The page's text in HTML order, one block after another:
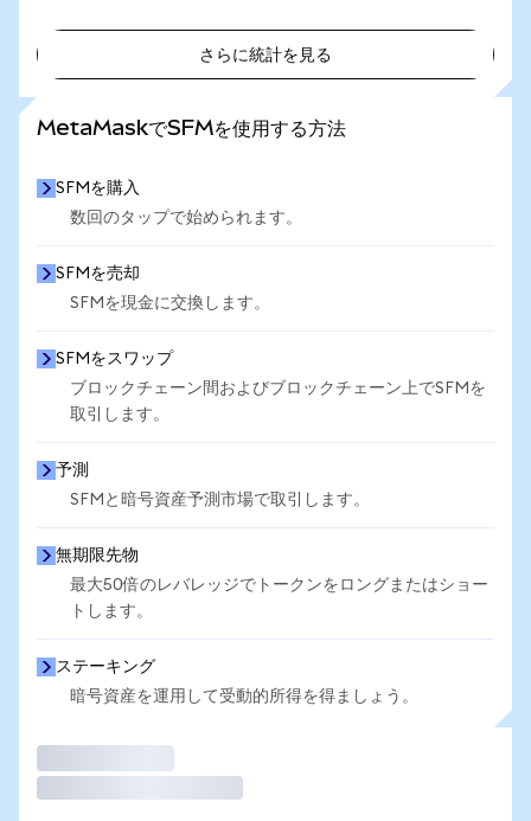
さらに統計を見る
MetaMaskでSFMを使用する方法
SFMを購入
数回のタップで始められます。
SFMを売却
SFMを現金に交換します。
SFMをスワップ
ブロックチェーン間およびブロックチェーン上でSFMを
取引します。
予測
SFMと暗号資産予測市場で取引します。
無期限先物
最大50倍のレバレッジでトークンをロングまたはショー
トします。
ステーキング
暗号資産を運用して受動的所得を得ましょう。